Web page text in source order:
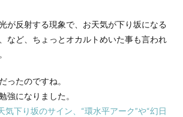
が反射する現象で、お天気が下り坂になる
など、ちょっとオカルトめいた事も言われ
ったのですね。
強になりました。
気下り坂のサイン、“環水平アーク”や“幻日